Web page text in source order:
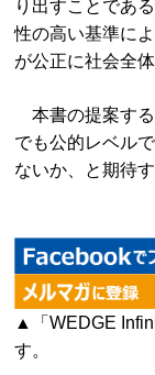
り出すことであ
性の高い基準に
が公正に社会全
本書の提案す
でも公的レベル
ないか、と期待す
▲「WEDGE
す。